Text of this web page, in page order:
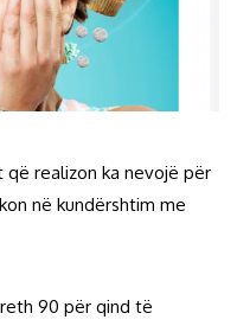
realizon ka nevojë për
në kundërshtim me
90 për qind të